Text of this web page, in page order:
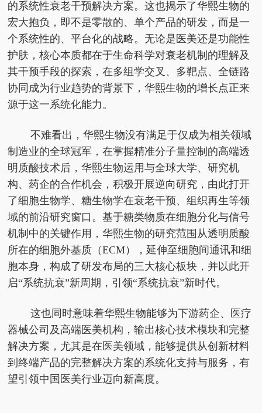
的系统性衰老干预解决方案。这也揭示了华熙生物的
宏大抱负，即不是零散的、单个产品的研发，而是一
个系统性的、平台化的战略。无论是医美还是功能性
护肤，核心本质都在于生命科学对衰老机制的理解及
其干预手段的探索，在多组学交叉、多靶点、全链路
协同成为行业趋势的背景下，华熙生物的增长点正来
源于这一系统化能力。
不难看出，华熙生物没有满足于仅成为相关领域
制造业的全球冠军，在掌握精准分子量控制的高端透
明质酸技术后，华熙生物运用与全球大学、研究机
构、药企的合作机会，积极开展逆向研究，由此打开
了细胞生物学、糖生物学在衰老干预、组织再生等领
域的前沿研究窗口。基于糖类物质在细胞分化与信号
机制中的关键作用，华熙生物的研究范围从透明质酸
所在的细胞外基质（ECM），延伸至细胞间通讯和细
胞本身，构成了研发布局的三大核心板块，并以此开
启“系统抗衰”新周期，引领“系统抗衰”新时代。
这也同时意味着华熙生物能够为下游药企、医疗
器械公司及高端医美机构，输出核心技术模块和完整
解决方案，尤其是在医美领域，能够提供从创新材料
到终端产品的完整解决方案的系统化支持与服务，有
望引领中国医美行业迈向新高度。